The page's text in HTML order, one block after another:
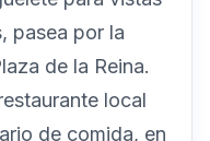
pasea por la
de la Reina.
local
de comida, en